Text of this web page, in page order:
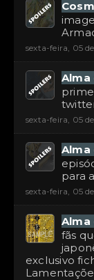
sexta-feira, 05
Alma
sexta-feira, 05
Alma
para
sexta-feira, 05
Alma
fãs
exclusivo